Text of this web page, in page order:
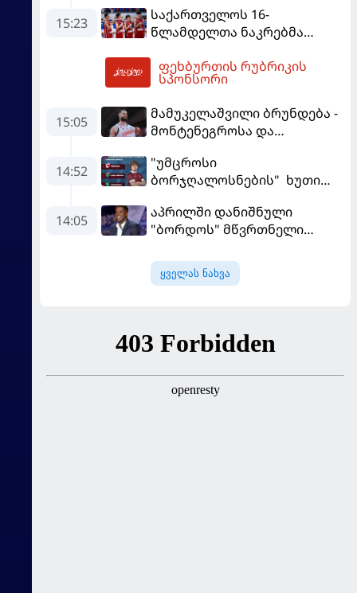
15:23
საქართველოს 16-
წლამდელთა ნაკრებმა
მარცხით გახსნა
ფეხბურთის რუბრიკის
სპონსორი
15:05
მამუკელაშვილი ბრუნდება -
მონტენეგროსა და
მატჩებისთვის საქართველო
მზადებას 15
14:52
"უმცროსი
ბორჯღალოსნების" ხუთი
14:05
აპრილში დანიშნული
"ბორდოს" მწვრთნელი
ყველას ნახვა